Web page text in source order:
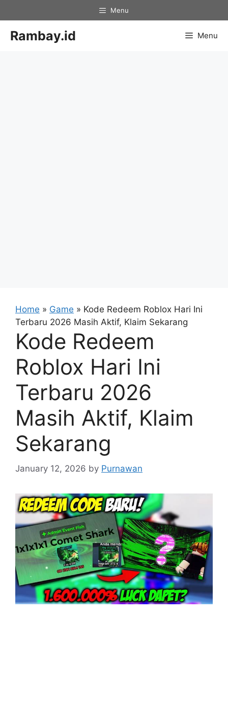
to
content
Menu
Rambay.id Menu
Home » Game » Kode Redeem Roblox Hari Ini
Terbaru 2026 Masih Aktif, Klaim Sekarang
Kode Redeem
Roblox Hari Ini
Terbaru 2026
Masih Aktif, Klaim
Sekarang
January 12, 2026 by Purnawan